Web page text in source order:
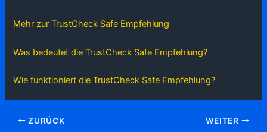
Mehr zur TrustCheck Safe Empfehlung
Was bedeutet die TrustCheck Safe Empfehlung?
Wie funktioniert die TrustCheck Safe Empfehlung?
ZURÜCK WEITER